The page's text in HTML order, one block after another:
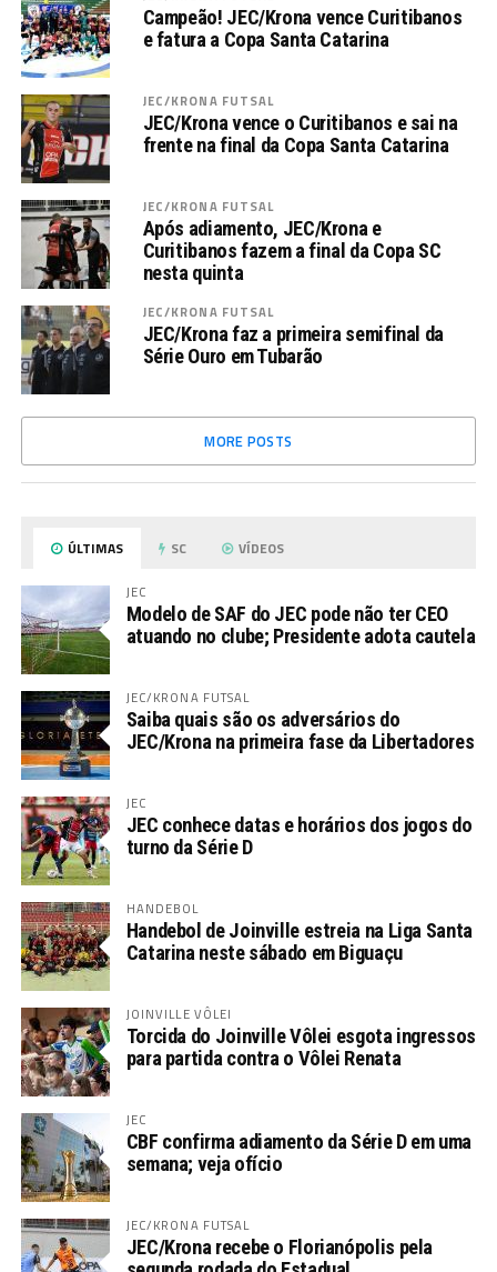
Campeão! JEC/Krona vence Curitibanos
e fatura a Copa Santa Catarina
JEC/KRONA FUTSAL
JEC/Krona vence o Curitibanos e sai na
frente na final da Copa Santa Catarina
JEC/KRONA FUTSAL
Após adiamento, JEC/Krona e
Curitibanos fazem a final da Copa SC
nesta quinta
JEC/KRONA FUTSAL
JEC/Krona faz a primeira semifinal da
Série Ouro em Tubarão
MORE POSTS
ÚLTIMAS SC VÍDEOS
JEC
Modelo de SAF do JEC pode não ter CEO
atuando no clube; Presidente adota cautela
JEC/KRONA FUTSAL
Saiba quais são os adversários do
JEC/Krona na primeira fase da Libertadores
JEC
JEC conhece datas e horários dos jogos do
turno da Série D
HANDEBOL
Handebol de Joinville estreia na Liga Santa
Catarina neste sábado em Biguaçu
JOINVILLE VÔLEI
Torcida do Joinville Vôlei esgota ingressos
para partida contra o Vôlei Renata
JEC
CBF confirma adiamento da Série D em uma
semana; veja ofício
JEC/KRONA FUTSAL
JEC/Krona recebe o Florianópolis pela